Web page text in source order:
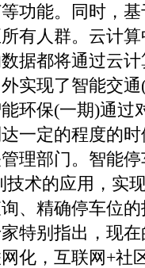
功能。同时，
有人群。云计
据都将通过云
实现了智能交
环保(一期)通过
一定的程度的时
理部门。智能
术的应用，实
、精确停车位
别指出，现在
化，互联网+社